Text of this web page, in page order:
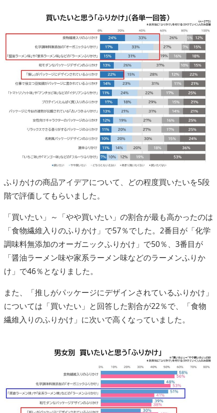
ふりかけの商品アイデアについて、どの程度買いたいを5段
階で評価してもらいました。
「買いたい」～「やや買いたい」の割合が最も高かったのは
「食物繊維入りのふりかけ」で57％でした。2番目が「化学
調味料無添加のオーガニックふりかけ」で50％、3番目が
「醤油ラーメン味や家系ラーメン味などのラーメンふりか
け」で46％となりました。
また、「推しがパッケージにデザインされているふりかけ」
については「買いたい」と回答した割合が22％で、「食物
繊維入りのふりかけ」に次いで高くなっていました。